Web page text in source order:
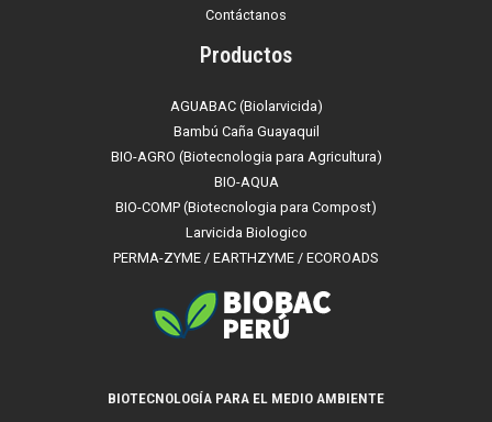
Contáctanos
Productos
AGUABAC (Biolarvicida)
Bambú Caña Guayaquil
BIO-AGRO (Biotecnologia para Agricultura)
BIO-AQUA
BIO-COMP (Biotecnologia para Compost)
Larvicida Biologico
PERMA-ZYME / EARTHZYME / ECOROADS
BIOTECNOLOGÍA PARA EL MEDIO AMBIENTE